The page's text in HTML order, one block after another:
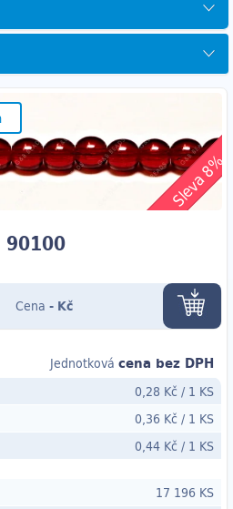
Sleva 8%
Cena - Kč
Jednotková cena bez DPH
0,28 Kč / 1 KS
0,36 Kč / 1 KS
0,44 Kč / 1 KS
17 196 KS